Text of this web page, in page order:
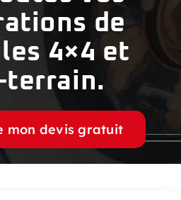
de
4×4 et
mon devis gratuit